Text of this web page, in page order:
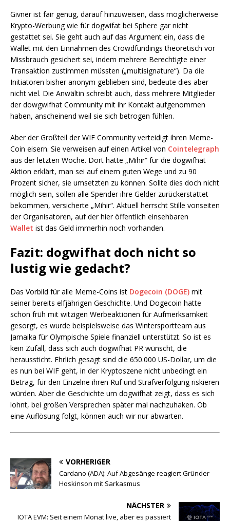
Givner ist fair genug, darauf hinzuweisen, dass möglicherweise
Krypto-Werbung wie für dogwifat bei Sphere gar nicht
gestattet sei. Sie geht auch auf das Argument ein, dass die
Wallet mit den Einnahmen des Crowdfundings theoretisch vor
Missbrauch gesichert sei, indem mehrere Berechtigte einer
Transaktion zustimmen müssten („multisignature“). Da die
Initiatoren bisher anonym geblieben sind, bedeute dies aber
nicht viel. Die Anwältin schreibt auch, dass mehrere Mitglieder
der dowgwifhat Community mit ihr Kontakt aufgenommen
haben, anscheinend weil sie sich betrogen fühlen.
Aber der Großteil der WIF Community verteidigt ihren Meme-
Coin eisern. Sie verweisen auf einen Artikel von Cointelegraph
aus der letzten Woche. Dort hatte „Mihir“ für die dogwifhat
Aktion erklärt, man sei auf einem guten Wege und zu 90
Prozent sicher, sie umsetzten zu können. Sollte dies doch nicht
möglich sein, sollen alle Spender ihre Gelder zurückerstattet
bekommen, versicherte „Mihir“. Aktuell herrscht Stille vonseiten
der Organisatoren, auf der hier öffentlich einsehbaren
Wallet ist das Geld immerhin noch vorhanden.
Fazit: dogwifhat doch nicht so
lustig wie gedacht?
Das Vorbild für alle Meme-Coins ist Dogecoin (DOGE) mit
seiner bereits elfjährigen Geschichte. Und Dogecoin hatte
schon früh mit witzigen Werbeaktionen für Aufmerksamkeit
gesorgt, es wurde beispielsweise das Wintersportteam aus
Jamaika für Olympische Spiele finanziell unterstützt. So ist es
kein Zufall, dass sich auch dogwifhat PR wünscht, die
heraussticht. Ehrlich gesagt sind die 650.000 US-Dollar, um die
es nun bei WIF geht, in der Kryptoszene nicht unbedingt ein
Betrag, für den Einzelne ihren Ruf und Strafverfolgung riskieren
würden. Aber die Geschichte um dogwifhat zeigt, dass es sich
lohnt, bei großen Versprechen später mal nachzuhaken. Ob
eine Auflösung folgt, können auch wir nur abwarten.
VORHERIGER
Cardano (ADA): Auf Abgesänge reagiert Gründer
Hoskinson mit Sarkasmus
NÄCHSTER
IOTA EVM: Seit einem Monat live, aber es passiert